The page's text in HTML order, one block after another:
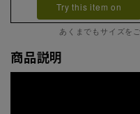
Try this item on
あくまでもサイズを
商品説明